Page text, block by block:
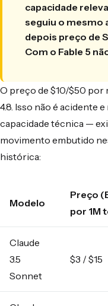
capacidade
seguiu o mesmo
depois preço de
Com o Fable 5
O preço de $10/$50 por
4.8. Isso não é acidente
capacidade técnica —
movimento embutido
histórica:
Modelo
Preço
por 1M
Claude
3.5
Sonnet
$3 / $15